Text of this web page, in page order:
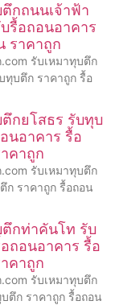
กถนนเจ้าฟ้า
รื้อถอนอาคาร
ราคาถูก
รับเหมาทุบตึก
ทุบตึก ราคาถูก รื้อ
ตึกยโสธร รับทุบ
นอาคาร รื้อ
คาถูก
รับเหมาทุบตึก
ก ราคาถูก รื้อถอน
ตึกท่าคันโท รับ
ถอนอาคาร รื้อ
คาถูก
รับเหมาทุบตึก
ตึก ราคาถูก รื้อถอน